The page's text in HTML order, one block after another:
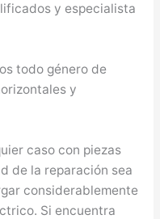
y especialista
todo género de
y
caso con piezas
de la reparación sea
considerablemente
Si encuentra